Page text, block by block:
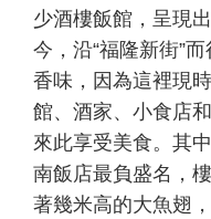
少酒樓飯館，呈現
今，沿“福隆新街”
香味，因為這裡現
館、酒家、小食店
來此享受美食。其
南飯店最負盛名，
著幾米高的大魚翅